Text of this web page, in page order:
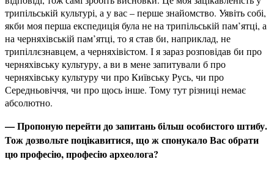
трипільській культурі, а у вас – перше знайомство. Уявіть собі,
якби моя перша експедиція була не на трипільській пам’ятці, а
на черняхівській пам’ятці, то я став би, наприклад, не
трипіллєзнавцем, а черняхівістом. І я зараз розповідав би про
черняхівську культуру, а ви в мене запитували б про
черняхівську культуру чи про Київську Русь, чи про
Середньовіччя, чи про щось інше. Тому тут різниці немає
абсолютно.
— Пропоную перейти до запитань більш особистого штибу.
Тож дозвольте поцікавитися, що ж спонукало Вас обрати
цю професію, професію археолога?